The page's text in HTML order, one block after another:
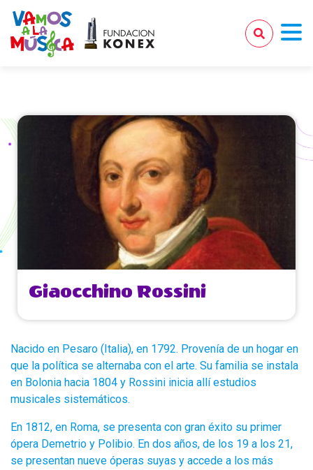
Giaocchino Rossini
Nacido en Pesaro (Italia), en 1792. Provenía de un hogar en
que la política se alternaba con el arte. Su familia se instala
en Bolonia hacia 1804 y Rossini inicia allí estudios
musicales sistemáticos.
En 1812, en Roma, se presenta con gran éxito su primer
ópera Demetrio y Polibio. En dos años, de los 19 a los 21,
se presentan nueve óperas suyas y accede a los más